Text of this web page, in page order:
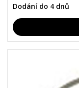
Dodání do 4 dnů